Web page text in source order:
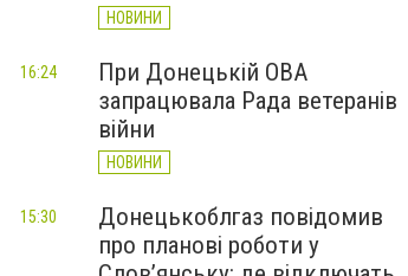
НОВИНИ
При Донецькій ОВА
запрацювала Рада ветеранів
війни
НОВИНИ
16:24
Донецькоблгаз повідомив
про планові роботи у
15:30